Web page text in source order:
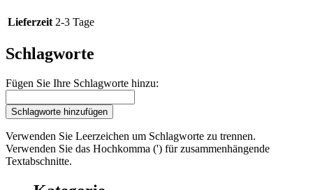
Lieferzeit 2-3 Tage
Schlagworte
Fügen Sie Ihre Schlagworte hinzu:
Schlagworte hinzufügen
Verwenden Sie Leerzeichen um Schlagworte zu trennen.
Verwenden Sie das Hochkomma (') für zusammenhängende
Textabschnitte.